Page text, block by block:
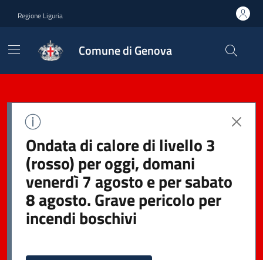
Regione Liguria
Comune di Genova
Ondata di calore di livello 3
(rosso) per oggi, domani
venerdì 7 agosto e per sabato
8 agosto. Grave pericolo per
incendi boschivi